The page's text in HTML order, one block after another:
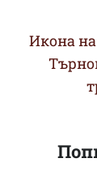
Икона